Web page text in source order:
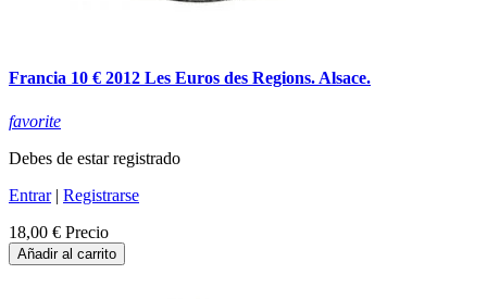
Francia 10 € 2012 Les Euros des Regions. Alsace.
favorite
Debes de estar registrado
Entrar| Registrarse
18,00 € Precio
Añadir al carrito